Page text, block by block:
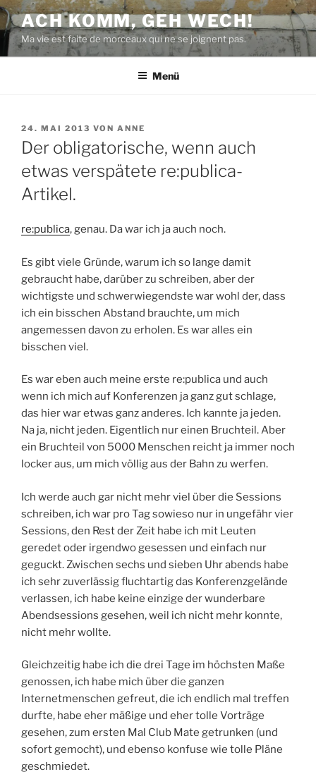
Zum
Inhalt
springen
ACH KOMM, GEH WECH!
Ma vie est faite de morceaux qui ne se joignent pas.
Menü
VERÖFFENTLICHT
AM
24. MAI 2013 VON ANNE
Der obligatorische, wenn auch
etwas verspätete re:publica-
Artikel.
re:publica, genau. Da war ich ja auch noch.
Es gibt viele Gründe, warum ich so lange damit
gebraucht habe, darüber zu schreiben, aber der
wichtigste und schwerwiegendste war wohl der, dass
ich ein bisschen Abstand brauchte, um mich
angemessen davon zu erholen. Es war alles ein
bisschen viel.
Es war eben auch meine erste re:publica und auch
wenn ich mich auf Konferenzen ja ganz gut schlage,
das hier war etwas ganz anderes. Ich kannte ja jeden.
Na ja, nicht jeden. Eigentlich nur einen Bruchteil. Aber
ein Bruchteil von 5000 Menschen reicht ja immer noch
locker aus, um mich völlig aus der Bahn zu werfen.
Ich werde auch gar nicht mehr viel über die Sessions
schreiben, ich war pro Tag sowieso nur in ungefähr vier
Sessions, den Rest der Zeit habe ich mit Leuten
geredet oder irgendwo gesessen und einfach nur
geguckt. Zwischen sechs und sieben Uhr abends habe
ich sehr zuverlässig fluchtartig das Konferenzgelände
verlassen, ich habe keine einzige der wunderbare
Abendsessions gesehen, weil ich nicht mehr konnte,
nicht mehr wollte.
Gleichzeitig habe ich die drei Tage im höchsten Maße
genossen, ich habe mich über die ganzen
Internetmenschen gefreut, die ich endlich mal treffen
durfte, habe eher mäßige und eher tolle Vorträge
gesehen, zum ersten Mal Club Mate getrunken (und
sofort gemocht), und ebenso konfuse wie tolle Pläne
geschmiedet.